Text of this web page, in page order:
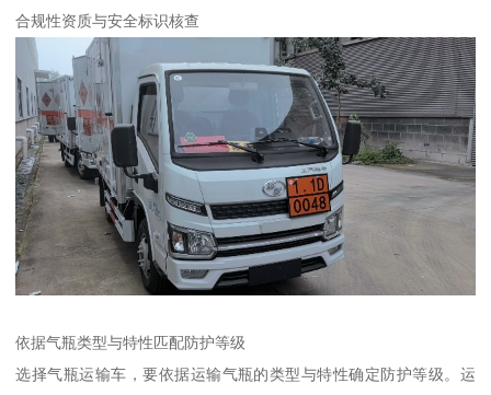
合规性资质与安全标识核查​
依据气瓶类型与特性匹配防护等级​
选择气瓶运输车，要依据运输气瓶的类型与特性确定防护等级。运